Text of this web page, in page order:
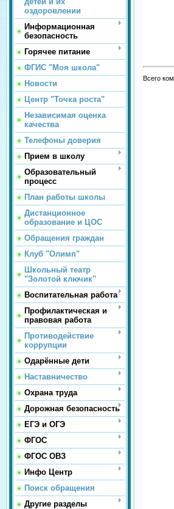
оздоровлении
Информационная
безопасность
Горячее питание
ФГИС "Моя школа"
Новости
Центр "Точка роста"
Независимая оценка
качества
Телефоны доверия
Прием в школу
Образовательный
процесс
План работы школы
Дистанционное
образование и ЦОС
Обращения граждан
Клуб "Олимп"
Школьный театр
"Золотой ключик"
Воспитательная работа
Профилактическая и
правовая работа
Противодействие
коррупции
Одарённые дети
Наставничество
Охрана труда
Дорожная безопасность
ЕГЭ и ОГЭ
ФГОС
ФГОС ОВЗ
Инфо Центр
Поиск обращения
Другие разделы
Всего